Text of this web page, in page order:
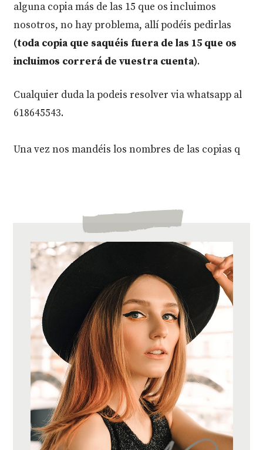
alguna copia más de las 15 que os incluimos
nosotros, no hay problema, allí podéis pedirlas
(toda copia que saquéis fuera de las 15 que os
incluimos correrá de vuestra cuenta).
Cualquier duda la podeis resolver via whatsapp al
618645543.
Una vez nos mandéis los nombres de las copias q